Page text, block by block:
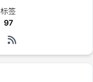
标签
97